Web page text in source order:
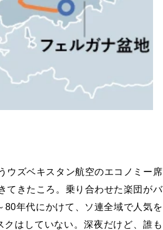
ウズベキスタン航空のエコノミー席
てきたころ。乗り合わせた楽団がバ
年代にかけて、ソ連全域で人気を
はしていない。深夜だけど、誰も